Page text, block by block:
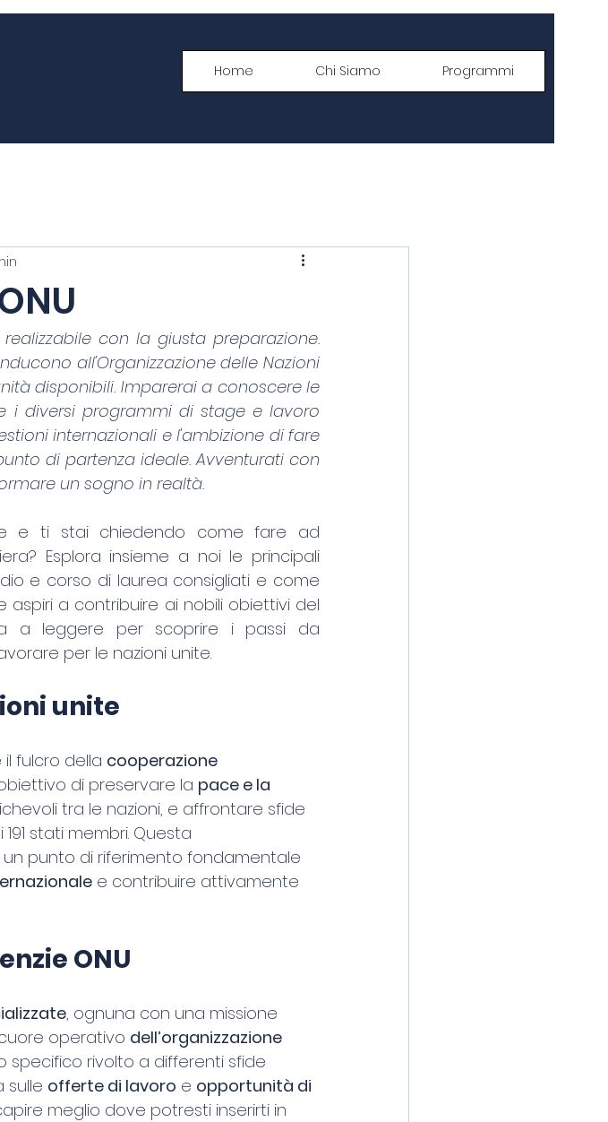
Home Chi Siamo Programmi
con la giusta preparazione.
all'Organizzazione delle Nazioni
disponibili. Imparerai a conoscere le
i diversi programmi di stage e lavoro
internazionali e l'ambizione di fare
di partenza ideale. Avventurati con
un sogno in realtà.
e ti stai chiedendo come fare ad
Esplora insieme a noi le principali
e corso di laurea consigliati e come
aspiri a contribuire ai nobili obiettivi del
a leggere per scoprire i passi da
per le nazioni unite.
unite
il fulcro della cooperazione
di preservare la pace e la
tra le nazioni, e affrontare sfide
stati membri. Questa
punto di riferimento fondamentale
e contribuire attivamente
ONU
, ognuna con una missione
operativo dell’organizzazione
specifico rivolto a differenti sfide
sulle offerte di lavoro e opportunità di
meglio dove potresti inserirti in